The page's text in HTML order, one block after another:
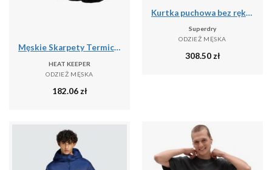
Męskie Skarpety Termiczne - 4 Pary - Czarne
HEAT KEEPER
ODZIEŻ MĘSKA
182.06 zł
Kurtka puchowa bez rękawów Superdry Fuji Lite
Superdry
ODZIEŻ MĘSKA
308.50zł